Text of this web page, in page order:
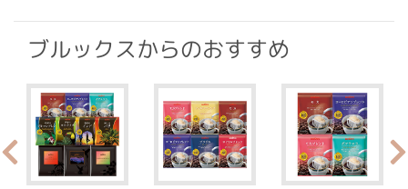
ブルックスからのおすすめ